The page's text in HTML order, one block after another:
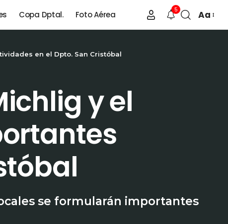
Copa Dptal. Foto Aérea
5 Aa
en el Dpto. San Cristóbal
y el
se formularán importantes